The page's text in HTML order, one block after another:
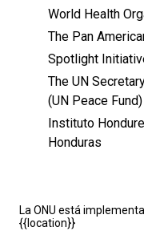
World Health
The Pan
Spotlight
The UN
(UN Peace Fund)
Instituto
Honduras
La ONU está
{{location}}